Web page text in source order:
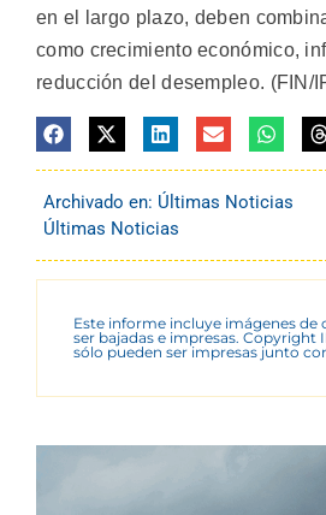
en el largo plazo, deben
como crecimiento económico,
reducción del desempleo. (FIN/
Archivado en: Últimas Noticias
Últimas Noticias
Este informe incluye imágenes de
ser bajadas e impresas. Copyright
sólo pueden ser impresas junto